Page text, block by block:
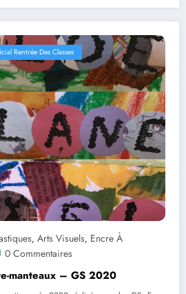
Rentrée Des Classes
, Arts Visuels, Encre À
0 Commentaires
manteaux – GS 2020